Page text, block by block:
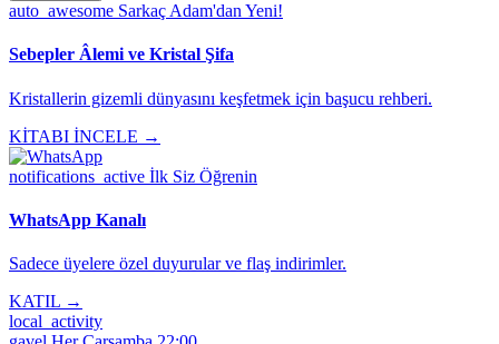
auto_awesome Sarkaç Adam'dan Yeni!
Sebepler Âlemi ve Kristal Şifa
Kristallerin gizemli dünyasını keşfetmek için başucu rehberi.
KİTABI İNCELE →
notifications_active İlk Siz Öğrenin
WhatsApp Kanalı
Sadece üyelere özel duyurular ve flaş indirimler.
KATIL →
local_activity